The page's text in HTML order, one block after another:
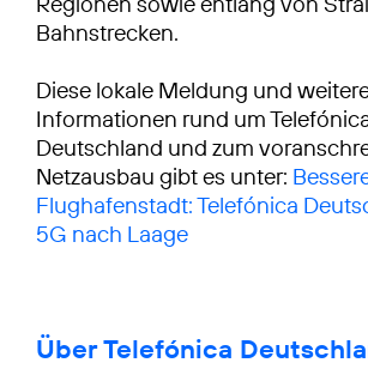
Bahnstrecken.
Diese lokale Meldung und
Informationen rund um
Deutschland und zum
Netzausbau gibt es unter:
Flughafenstadt: Telefónica
5G nach Laage
Über Telefónica